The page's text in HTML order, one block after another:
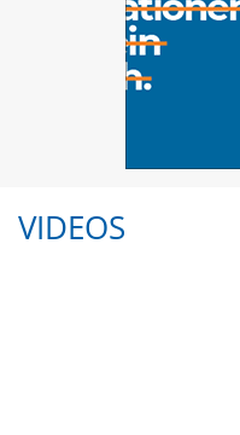
VIDEOS